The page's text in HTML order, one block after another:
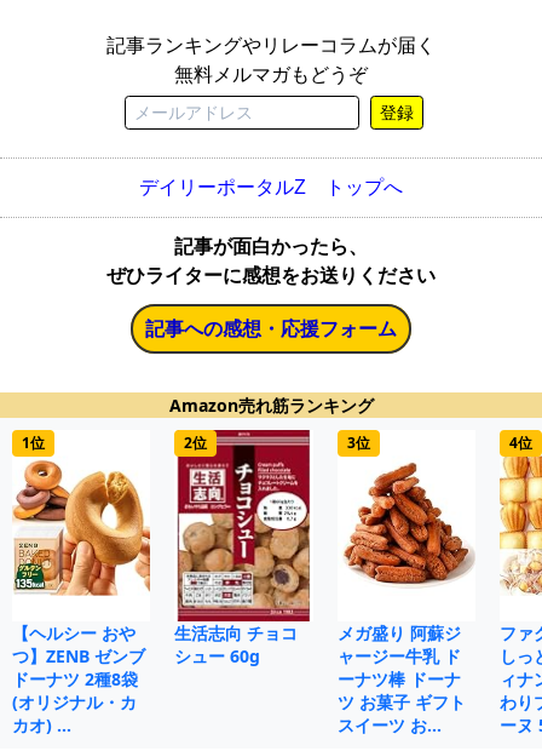
記事ランキングやリレーコラムが届く
無料メルマガもどうぞ
登録
デイリーポータルZ トップへ
記事が面白かったら、
ぜひライターに感想をお送りください
記事への感想・応援フォーム
Amazon売れ筋ランキング
1位
【ヘルシー おや
つ】ZENB ゼンブ
ドーナツ 2種8袋
(オリジナル・カ
カオ) …
2位
生活志向 チョコ
シュー 60g
3位
メガ盛り 阿蘇ジ
ャージー牛乳 ド
ーナツ棒 ドーナ
ツ お菓子 ギフト
スイーツ お…
4位
ファ
しっ
ィナ
わり
ーヌ